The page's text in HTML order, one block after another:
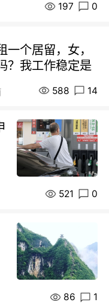
197 0
个居留，女，
？我工作稳定是
588 14
521 0
86 1